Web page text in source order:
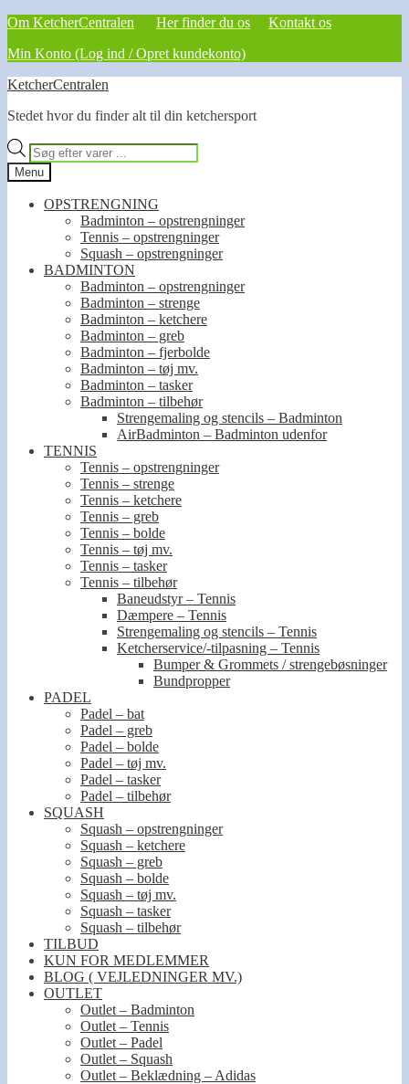
Om KetcherCentralen Her finder du os
Kontakt os
Min Konto (Log ind / Opret kundekonto)
Spring
navigation
Spring
indhold
KetcherCentralen
Stedet hvor du finder alt til din ketchersport
Products
search
Menu
OPSTRENGNING
Badminton – opstrengninger
Tennis – opstrengninger
Squash – opstrengninger
BADMINTON
Badminton – opstrengninger
Badminton – strenge
Badminton – ketchere
Badminton – greb
Badminton – fjerbolde
Badminton – tøj mv.
Badminton – tasker
Badminton – tilbehør
Strengemaling og stencils – Badminton
AirBadminton – Badminton udenfor
TENNIS
Tennis – opstrengninger
Tennis – strenge
Tennis – ketchere
Tennis – greb
Tennis – bolde
Tennis – tøj mv.
Tennis – tasker
Tennis – tilbehør
Baneudstyr – Tennis
Dæmpere – Tennis
Strengemaling og stencils – Tennis
Ketcherservice/-tilpasning – Tennis
Bumper & Grommets / strengebøsninger
Bundpropper
PADEL
Padel – bat
Padel – greb
Padel – bolde
Padel – tøj mv.
Padel – tasker
Padel – tilbehør
SQUASH
Squash – opstrengninger
Squash – ketchere
Squash – greb
Squash – bolde
Squash – tøj mv.
Squash – tasker
Squash – tilbehør
TILBUD
KUN FOR MEDLEMMER
BLOG ( VEJLEDNINGER MV.)
OUTLET
Outlet – Badminton
Outlet – Tennis
Outlet – Padel
Outlet – Squash
Outlet – Beklædning – Adidas